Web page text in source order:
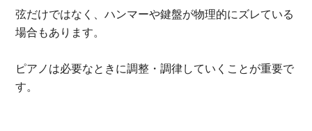
弦だけではなく、ハンマーや鍵盤が物理的にズレている
場合もあります。
ピアノは必要なときに調整・調律していくことが重要で
す。